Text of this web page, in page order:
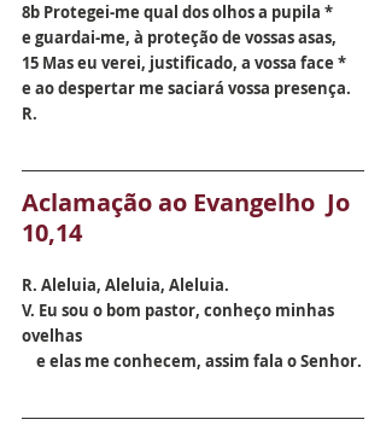
8b Protegei-me qual dos olhos a pupila *
e guardai-me, à proteção de vossas asas,
15 Mas eu verei, justificado, a vossa face *
e ao despertar me saciará vossa presença.
R.
Aclamação ao Evangelho  Jo
10,14
R. Aleluia, Aleluia, Aleluia.
V. Eu sou o bom pastor, conheço minhas
ovelhas
    e elas me conhecem, assim fala o Senhor.